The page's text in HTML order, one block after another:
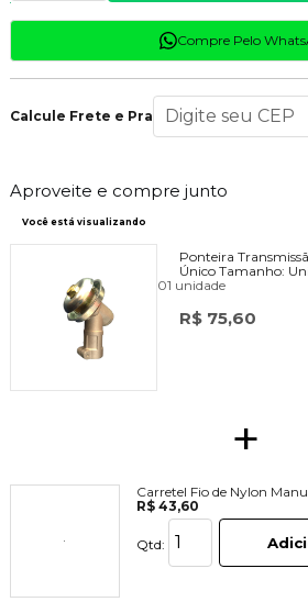
Compre Pelo
Calcule Frete e Prazo
Aproveite e compre junto
Você está visualizando
Ponteira
Único Tamanho:
01 unidade
R$ 75,60
+
Carretel Fio de Nylon
R$ 43,60
Qtd: